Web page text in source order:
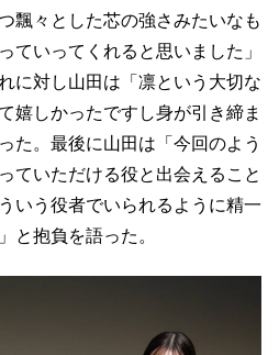
飄々とした芯の強さみたいなも
ていってくれると思いました」
に対し山田は「凛という大切な
嬉しかったですし身が引き締ま
た。最後に山田は「今回のよう
ていただける役と出会えること
いう役者でいられるように精一
と抱負を語った。